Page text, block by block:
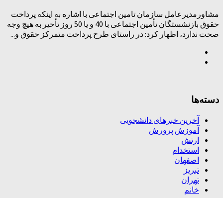
مشاورمدیرعامل سازمان تامین اجتماعی با اشاره به اینکه پرداخت
حقوق بازنشستگان تأمین اجتماعی با 40 و یا 50 روز تأخیر به هیچ وجه
صحت ندارد، اظهار کرد: در راستای طرح پرداخت متمرکز حقوق و...
دسته‌ها
آخرین خبرهای دانشجویی
آموزش پرورش
ارتش
استخدام
اصفهان
تبریز
تهران
خانم